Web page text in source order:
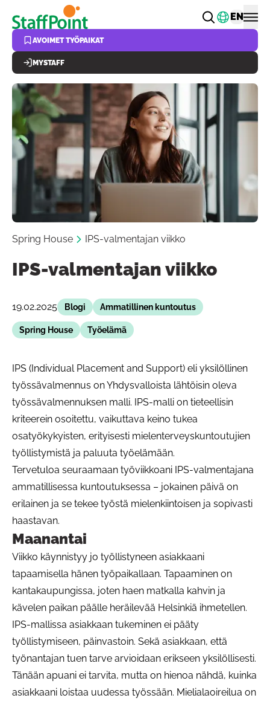
Hyppää pääsisältöön Vaihda
EN
AVOIMET TYÖPAIKAT
MYSTAFF
Spring House IPS-valmentajan viikko
IPS-valmentajan viikko
19.02.2025 Blogi Ammatillinen kuntoutus
Spring House Työelämä
IPS (Individual Placement and Support) eli yksilöllinen
työssävalmennus on Yhdysvalloista lähtöisin oleva
työssävalmennuksen malli. IPS-malli on tieteellisin
kriteerein osoitettu, vaikuttava keino tukea
osatyökykyisten, erityisesti mielenterveyskuntoutujien
työllistymistä ja paluuta työelämään.
Tervetuloa seuraamaan työviikkoani IPS-valmentajana
ammatillisessa kuntoutuksessa – jokainen päivä on
erilainen ja se tekee työstä mielenkiintoisen ja sopivasti
haastavan.
Maanantai
Viikko käynnistyy jo työllistyneen asiakkaani
tapaamisella hänen työpaikallaan. Tapaaminen on
kantakaupungissa, joten haen matkalla kahvin ja
kävelen paikan päälle heräilevää Helsinkiä ihmetellen.
IPS-mallissa asiakkaan tukeminen ei pääty
työllistymiseen, päinvastoin. Sekä asiakkaan, että
työnantajan tuen tarve arvioidaan erikseen yksilöllisesti.
Tänään apuani ei tarvita, mutta on hienoa nähdä, kuinka
asiakkaani loistaa uudessa työssään. Mielialaoireilua on